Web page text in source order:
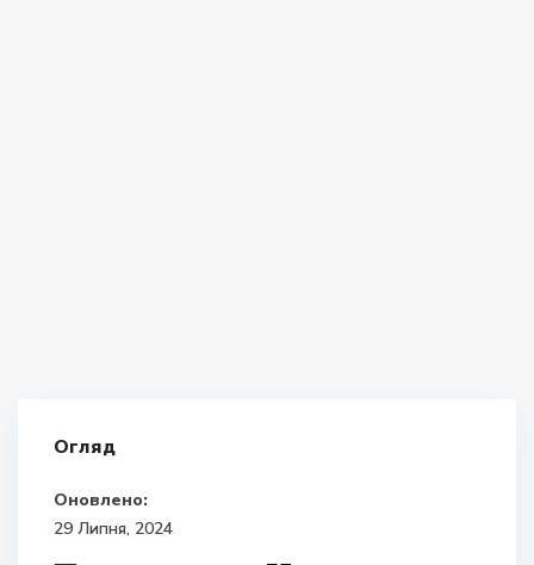
Огляд
Оновлено:
29 Липня, 2024